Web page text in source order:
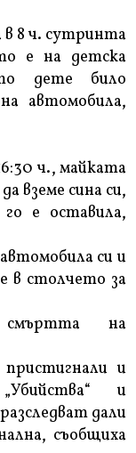
8 ч. сутринта
е на детска
дете било
автомобила,
ч., майката
вземе сина си,
е оставила,
си и
в столчето за
смъртта на
и
и
дали
съобщиха